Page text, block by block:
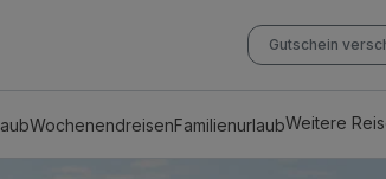
Gutschein
WochenendreisenFamilienurlaubWeitere